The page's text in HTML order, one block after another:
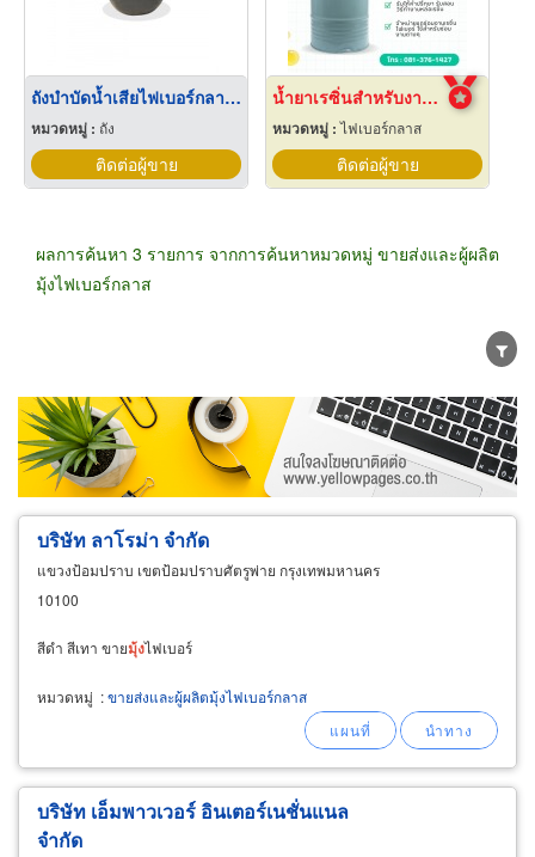
ถังบำบัดน้ำเสียไฟเบอร์กลาส ชนิดเติมอากาศและไร้อากาศ
หมวดหมู่ : ถัง
ติดต่อผู้ขาย
น้ำยาเรซิ่นสำหรับงานหล่อไฟเบอร์กลาส ขายราคาส่ง
หมวดหมู่ :ไฟเบอร์กลาส
ติดต่อผู้ขาย
ผลการค้นหา 3 รายการ จากการค้นหาหมวดหมู่ ขายส่งและผู้ผลิต
มุ้งไฟเบอร์กลาส
ขายส่ง ขายปลีก ผู้ผลิต
ตัวแทนจัดจำหน่าย
ผู้ส่งออก/นำเข้า
ธุรกิจบริการ
บริษัท ลาโรม่า จำกัด
แขวงป้อมปราบ เขตป้อมปราบศัตรูพ่าย กรุงเทพมหานคร
10100
สีดำ สีเทา ขายมุ้งไฟเบอร์
หมวดหมู่ :ขายส่งและผู้ผลิตมุ้งไฟเบอร์กลาส
บริษัท เอ็มพาวเวอร์ อินเตอร์เนชั่นแนล
จำกัด